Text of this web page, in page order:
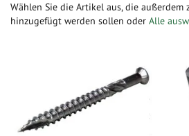
Wählen Sie die Artikel aus, die außerdem
hinzugefügt werden sollen oder Alle